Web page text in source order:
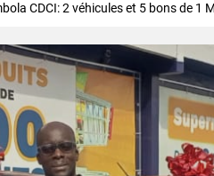
CDCI: 2 véhicules et 5 bons de 1